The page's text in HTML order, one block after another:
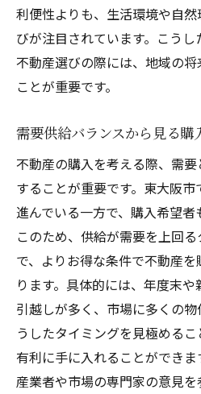
利便性よりも、生活環境や自
びが注目されています。こうし
不動産選びの際には、地域の
ことが重要です。
需要供給バランスから見る購
不動産の購入を考える際、需
することが重要です。東大阪
進んでいる一方で、購入希望者
このため、供給が需要を上回
で、よりお得な条件で不動産
ります。具体的には、年度末
引越しが多く、市場に多くの
うしたタイミングを見極める
有利に手に入れることができ
産業者や市場の専門家の意見